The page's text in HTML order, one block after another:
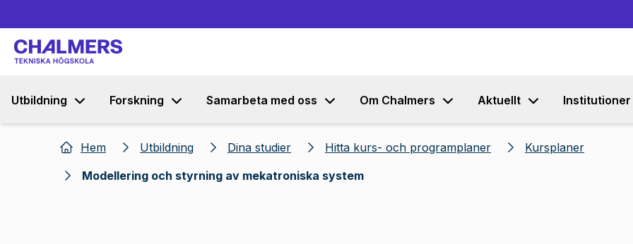
Utbildning Forskning Samarbeta med oss Om Chalmers Aktuellt Institutioner
Hem Utbildning Dina studier Hitta kurs- och programplaner
Kursplaner
Modellering och styrning av mekatroniska system